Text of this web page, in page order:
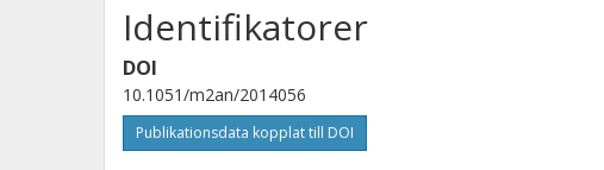
Identifikatorer
DOI
10.1051/m2an/2014056
Publikationsdata kopplat till DOI